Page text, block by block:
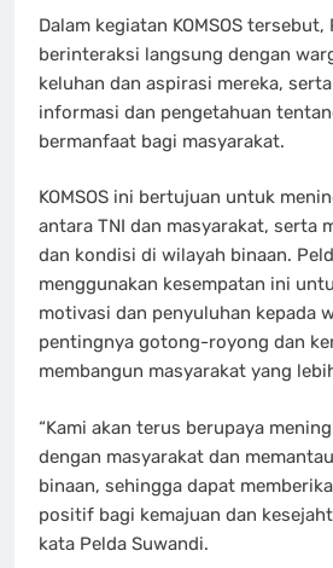
Dalam kegiatan KOMSOS tersebut,
berinteraksi langsung dengan
keluhan dan aspirasi mereka,
informasi dan pengetahuan
bermanfaat bagi masyarakat.
KOMSOS ini bertujuan untuk
antara TNI dan masyarakat, serta
dan kondisi di wilayah binaan.
menggunakan kesempatan ini
motivasi dan penyuluhan kepada
pentingnya gotong-royong dan
membangun masyarakat yang
“Kami akan terus berupaya
dengan masyarakat dan
binaan, sehingga dapat
positif bagi kemajuan dan
kata Pelda Suwandi.